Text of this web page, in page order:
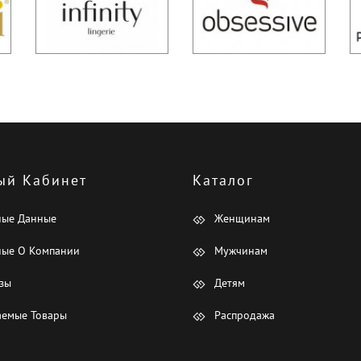
Кабинет
Данные
О Компании
Товары
Каталог
Женщинам
Мужчинам
Детям
Распродажа